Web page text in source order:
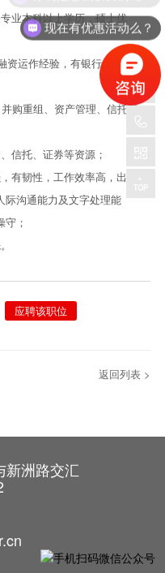
业本科以上学历，硕士优
资运作经验，有银行、券
购重组、资产管理、信托基
信托、证券等资源；
有韧性，工作效率高，出色
际沟通能力及文字处理能
；
应聘该职位
返回列表 >
新洲路交汇
现在有优惠活动么？